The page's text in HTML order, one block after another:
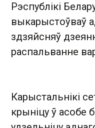
Рэспублікі
выкарыстоўваў
здзяйсняў
распальванне
Карыстальнікі
крыніцу ў асобе